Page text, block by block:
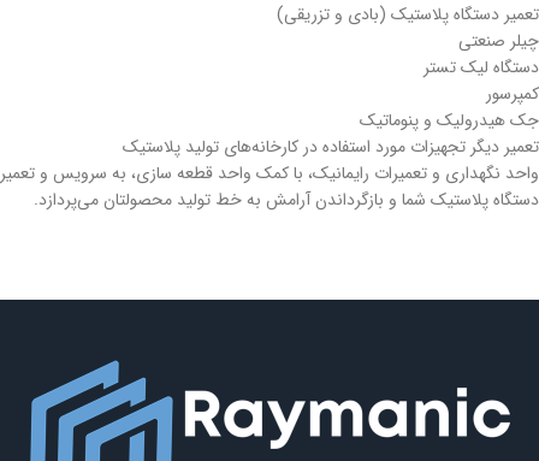
تعمیر دستگاه‌ پلاستیک (بادی و تزریقی)
چیلر صنعتی
دستگاه لیک تستر
کمپرسور
جک هیدرولیک و پنوماتیک
تعمیر دیگر تجهیزات مورد استفاده در کارخانه‌های تولید پلاستیک
واحد نگهداری و تعمیرات رایمانیک، با کمک واحد قطعه سازی، به سرویس و تعمیر
دستگاه پلاستیک شما و بازگرداندن آرامش به خط تولید محصولتان می‌پردازد.